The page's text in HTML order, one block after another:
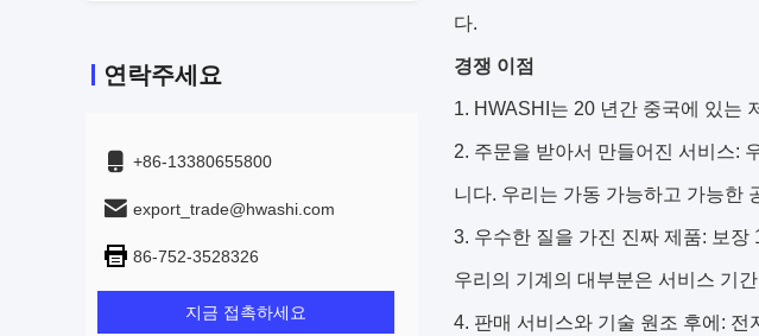
연락주세요
+86-13380655800
export_trade@hwashi.com
86-752-3528326
지금 접촉하세요
다.
경쟁 이점
1. HWASHI는 20 년간 중국에 있는
2. 주문을 받아서 만들어진 서비스:
니다. 우리는 가동 가능하고 가능한
3. 우수한 질을 가진 진짜 제품: 보
우리의 기계의 대부분은 서비스 기
4. 판매 서비스와 기술 원조 후에: